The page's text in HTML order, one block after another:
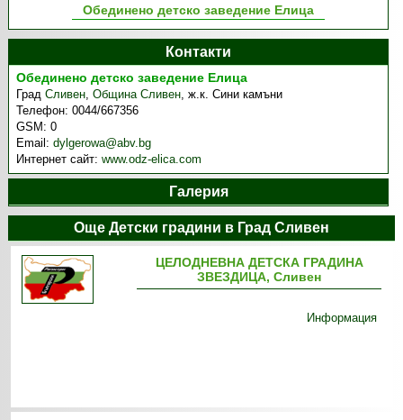
Обединено детско заведение Елица
Контакти
Обединено детско заведение Елица
ГрадСливен,Община Сливен,ж.к. Сини камъни
Телефон:0044/667356
GSM:0
Email:dylgerowa@abv.bg
Интернет сайт:www.odz-elica.com
Галерия
Още Детски градини в Град Сливен
ЦЕЛОДНЕВНА ДЕТСКА ГРАДИНА
ЗВЕЗДИЦА, Сливен
Информация